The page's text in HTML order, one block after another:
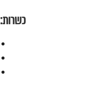
כשרות: